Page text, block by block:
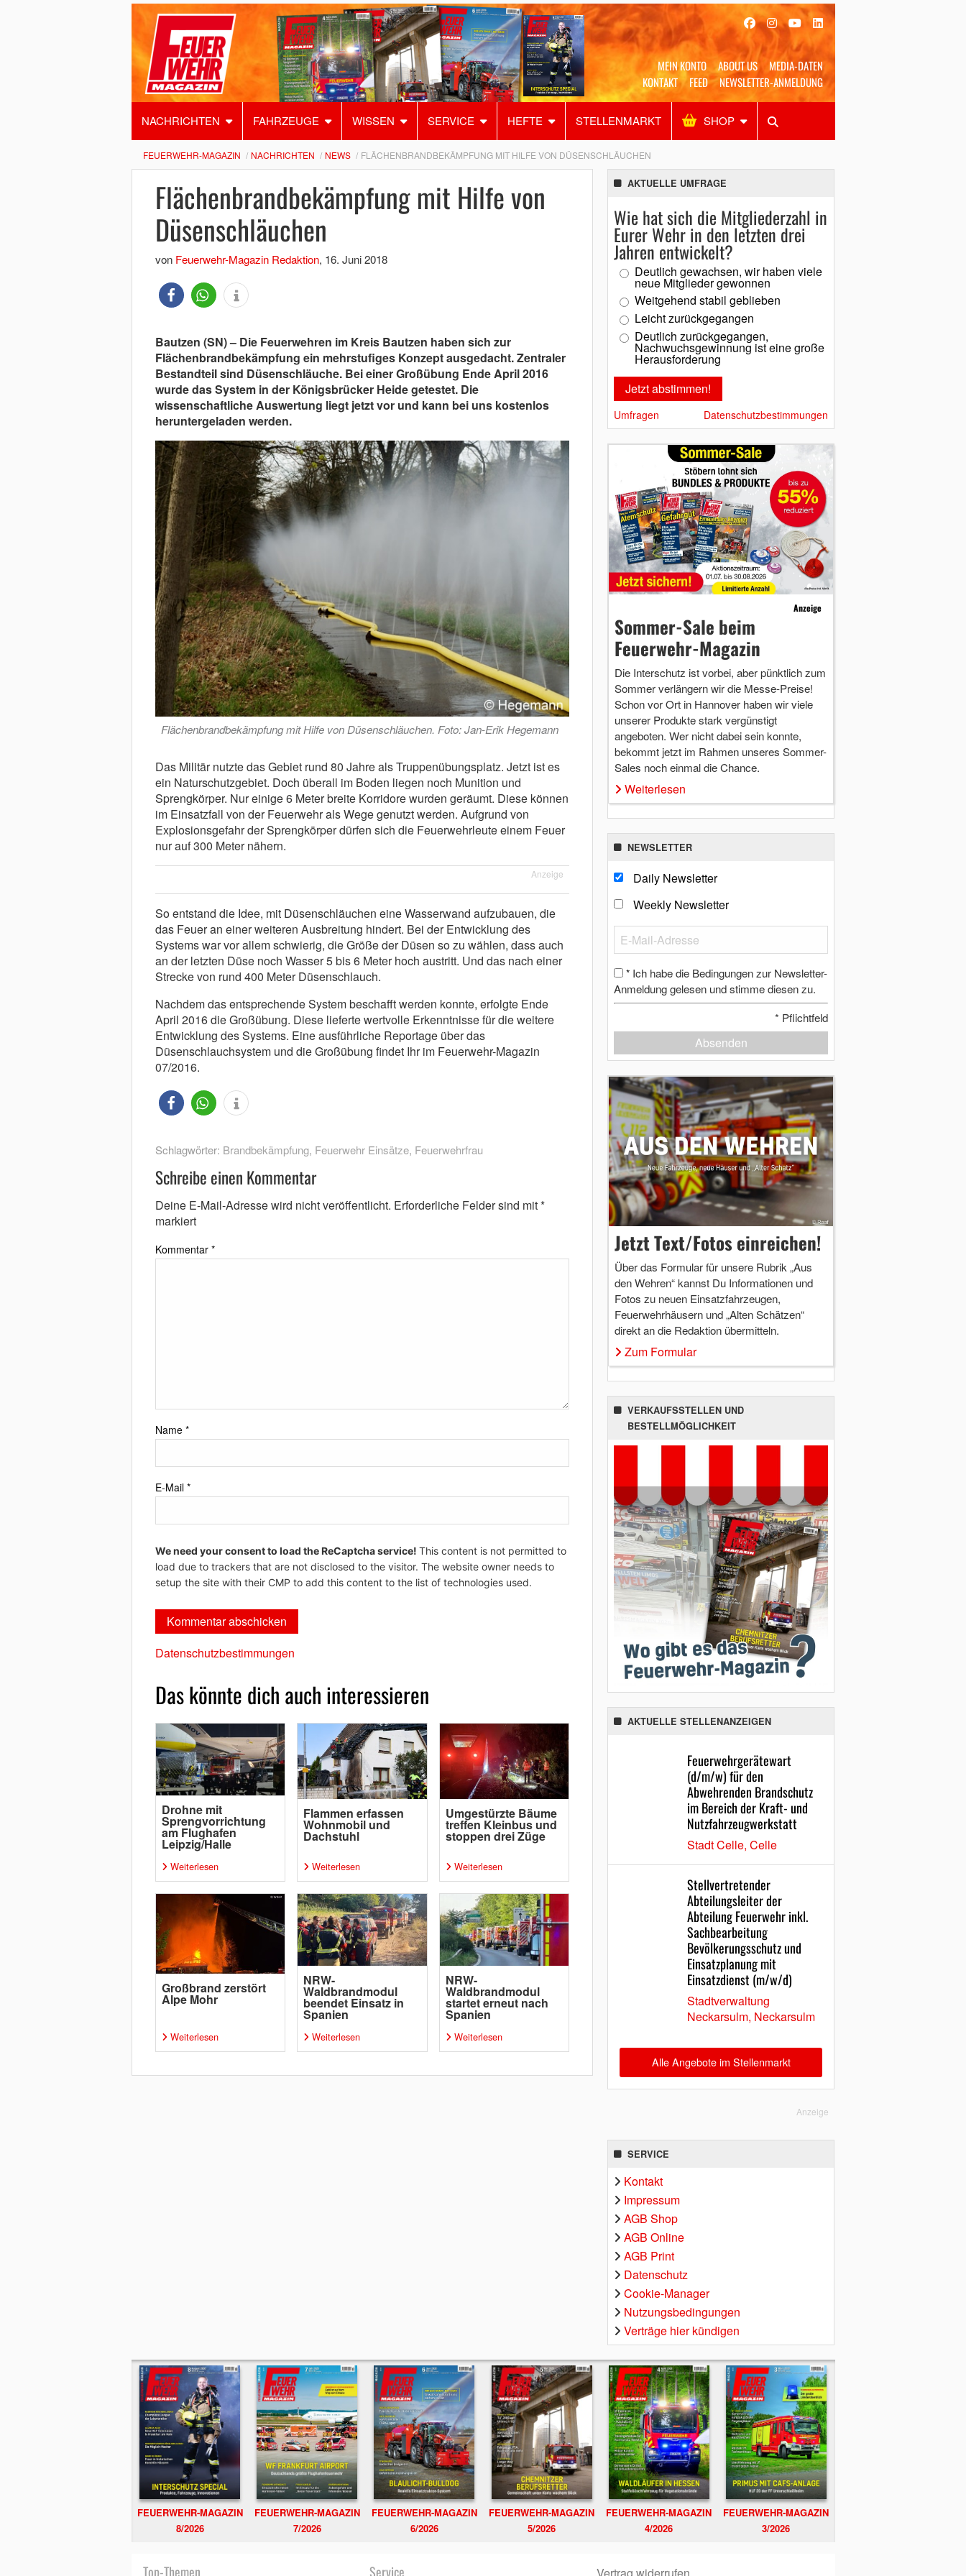
MEIN KONTO ABOUT US
MEDIA-DATEN
KONTAKT
FEED NEWSLETTER-ANMELDUNG
NACHRICHTEN FAHRZEUGE WISSEN SERVICE HEFTE STELLENMARKT SHOP
Alles Shop SUCHEN
FEUERWEHR-MAGAZIN NACHRICHTEN NEWS FLÄCHENBRANDBEKÄMPFUNG MIT HILFE VON DÜSENSCHLÄUCHEN
Flächenbrandbekämpfung mit Hilfe von
Düsenschläuchen
von Feuerwehr-Magazin Redaktion, 16. Juni 2018
Bautzen (SN) – Die Feuerwehren im Kreis Bautzen haben sich zur
Flächenbrandbekämpfung ein mehrstufiges Konzept ausgedacht. Zentraler
Bestandteil sind Düsenschläuche. Bei einer Großübung Ende April 2016
wurde das System in der Königsbrücker Heide getestet. Die
wissenschaftliche Auswertung liegt jetzt vor und kann bei uns kostenlos
heruntergeladen werden.
Flächenbrandbekämpfung mit Hilfe von Düsenschläuchen. Foto: Jan-Erik Hegemann
Das Militär nutzte das Gebiet rund 80 Jahre als Truppenübungsplatz. Jetzt ist es
ein Naturschutzgebiet. Doch überall im Boden liegen noch Munition und
Sprengkörper. Nur einige 6 Meter breite Korridore wurden geräumt. Diese können
im Einsatzfall von der Feuerwehr als Wege genutzt werden. Aufgrund von
Explosionsgefahr der Sprengkörper dürfen sich die Feuerwehrleute einem Feuer
nur auf 300 Meter nähern.
Anzeige
So entstand die Idee, mit Düsenschläuchen eine Wasserwand aufzubauen, die
das Feuer an einer weiteren Ausbreitung hindert. Bei der Entwicklung des
Systems war vor allem schwierig, die Größe der Düsen so zu wählen, dass auch
an der letzten Düse noch Wasser 5 bis 6 Meter hoch austritt. Und das nach einer
Strecke von rund 400 Meter Düsenschlauch.
Nachdem das entsprechende System beschafft werden konnte, erfolgte Ende
April 2016 die Großübung. Diese lieferte wertvolle Erkenntnisse für die weitere
Entwicklung des Systems. Eine ausführliche Reportage über das
Düsenschlauchsystem und die Großübung findet Ihr im Feuerwehr-Magazin
07/2016.
Schlagwörter: Brandbekämpfung, Feuerwehr Einsätze, Feuerwehrfrau
Schreibe einen Kommentar
Deine E-Mail-Adresse wird nicht veröffentlicht. Erforderliche Felder sind mit*
markiert
Kommentar *
Name *
E-Mail *
We need your consent to load the ReCaptcha service! This content is not permitted to
load due to trackers that are not disclosed to the visitor. The website owner needs to
setup the site with their CMP to add this content to the list of technologies used.
Datenschutzbestimmungen
Das könnte dich auch interessieren
Drohne mit
Sprengvorrichtung
am Flughafen
Leipzig/Halle
Weiterlesen
Flammen erfassen
Wohnmobil und
Dachstuhl
Weiterlesen
Umgestürzte Bäume
treffen Kleinbus und
stoppen drei Züge
Weiterlesen
Großbrand zerstört
Alpe Mohr
Weiterlesen
NRW-
Waldbrandmodul
beendet Einsatz in
Spanien
Weiterlesen
NRW-
Waldbrandmodul
startet erneut nach
Spanien
Weiterlesen
AKTUELLE UMFRAGE
Wie hat sich die Mitgliederzahl in
Eurer Wehr in den letzten drei
Jahren entwickelt?
Deutlich gewachsen, wir haben viele
neue Mitglieder gewonnen
Weitgehend stabil geblieben
Leicht zurückgegangen
Deutlich zurückgegangen,
Nachwuchsgewinnung ist eine große
Herausforderung
Umfragen Datenschutzbestimmungen
Anzeige
Sommer-Sale beim
Feuerwehr-Magazin
Die Interschutz ist vorbei, aber pünktlich zum
Sommer verlängern wir die Messe-Preise!
Schon vor Ort in Hannover haben wir viele
unserer Produkte stark vergünstigt
angeboten. Wer nicht dabei sein konnte,
bekommt jetzt im Rahmen unseres Sommer-
Sales noch einmal die Chance.
Weiterlesen
NEWSLETTER
Daily Newsletter
Weekly Newsletter
* Ich habe die Bedingungen zur Newsletter-
Anmeldung gelesen und stimme diesen zu.
* Pflichtfeld
Absenden
Jetzt Text/Fotos einreichen!
Über das Formular für unsere Rubrik „Aus
den Wehren“ kannst Du Informationen und
Fotos zu neuen Einsatzfahrzeugen,
Feuerwehrhäusern und „Alten Schätzen“
direkt an die Redaktion übermitteln.
Zum Formular
VERKAUFSSTELLEN UND
BESTELLMÖGLICHKEIT
AKTUELLE STELLENANZEIGEN
Feuerwehrgerätewart
(d/m/w) für den
Abwehrenden Brandschutz
im Bereich der Kraft- und
Nutzfahrzeugwerkstatt
Stadt Celle, Celle
Stellvertretender
Abteilungsleiter der
Abteilung Feuerwehr inkl.
Sachbearbeitung
Bevölkerungsschutz und
Einsatzplanung mit
Einsatzdienst (m/w/d)
Stadtverwaltung
Neckarsulm, Neckarsulm
Alle Angebote im Stellenmarkt
Anzeige
SERVICE
Kontakt
Impressum
AGB Shop
AGB Online
AGB Print
Datenschutz
Cookie-Manager
Nutzungsbedingungen
Verträge hier kündigen
FEUERWEHR-MAGAZIN
8/2026
FEUERWEHR-MAGAZIN
7/2026
FEUERWEHR-MAGAZIN
6/2026
FEUERWEHR-MAGAZIN
5/2026
FEUERWEHR-MAGAZIN
4/2026
FEUERWEHR-MAGAZIN
3/2026
Top-Themen Service